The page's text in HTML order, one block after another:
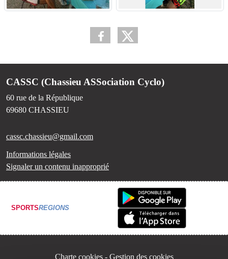
CASSC (Chassieu ASSociation Cyclo)
60 rue de la République
69680 CHASSIEU
cassc.chassieu@gmail.com
Informations légales
Signaler un contenu inapproprié
SPORTSREGIONS
Charte cookies Gestion des cookies